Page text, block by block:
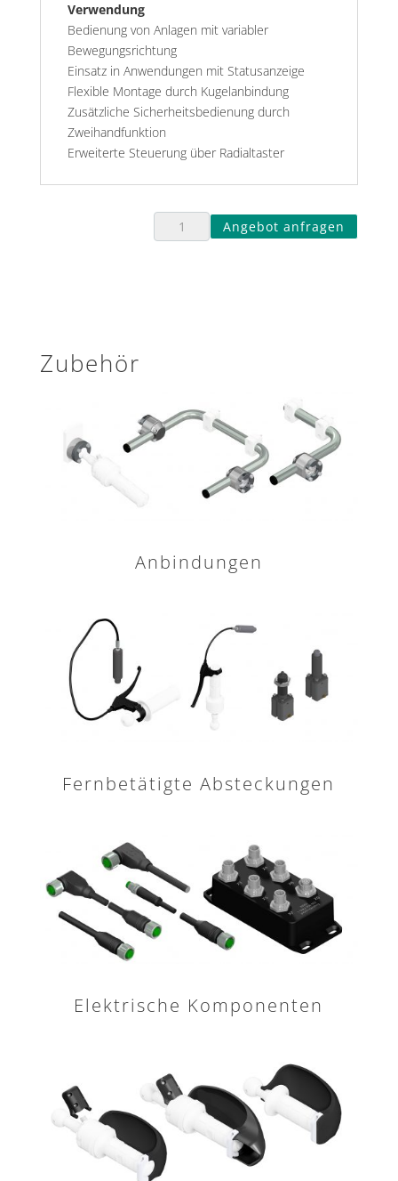
Verwendung
Bedienung von Anlagen mit variabler
Bewegungsrichtung
Einsatz in Anwendungen mit Statusanzeige
Flexible Montage durch Kugelanbindung
Zusätzliche Sicherheitsbedienung durch
Zweihandfunktion
Erweiterte Steuerung über Radialtaster
Angebot anfragen
Zubehör
Anbindungen
Fernbetätigte Absteckungen
Elektrische Komponenten